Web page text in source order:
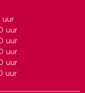
uur
uur
uur
uur
uur
uur